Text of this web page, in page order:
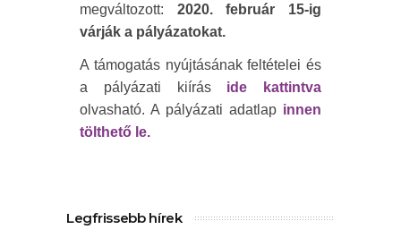
megváltozott: 2020. február 15-ig
várják a pályázatokat.
A támogatás nyújtásának feltételei és
a pályázati kiírás ide kattintva
olvasható. A pályázati adatlap innen
tölthető le.
Legfrissebb hírek